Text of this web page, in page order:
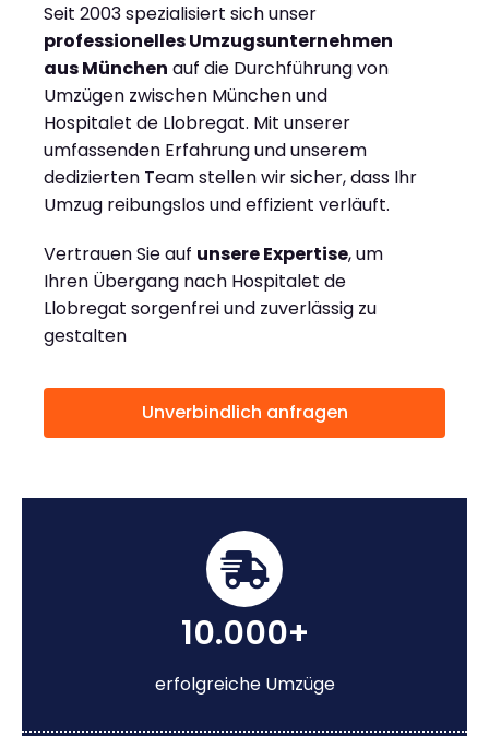
Seit 2003 spezialisiert sich unser
professionelles Umzugsunternehmen
aus München auf die Durchführung von
Umzügen zwischen München und
Hospitalet de Llobregat. Mit unserer
umfassenden Erfahrung und unserem
dedizierten Team stellen wir sicher, dass Ihr
Umzug reibungslos und effizient verläuft.
Vertrauen Sie auf unsere Expertise, um
Ihren Übergang nach Hospitalet de
Llobregat sorgenfrei und zuverlässig zu
gestalten
Unverbindlich anfragen
10.000+
erfolgreiche Umzüge